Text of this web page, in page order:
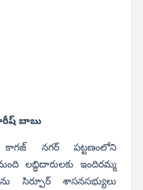
బాబు
కాగజ్ నగర్ పట్టణంలోని
లబ్ధిదారులకు ఇందిరమ్మ
సిర్పూర్ శాసనసభ్యులు